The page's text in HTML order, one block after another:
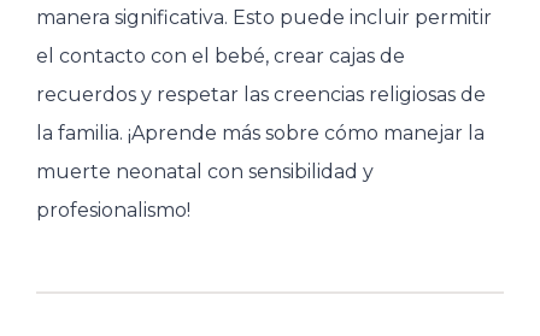
manera significativa. Esto puede incluir permitir
el contacto con el bebé, crear cajas de
recuerdos y respetar las creencias religiosas de
la familia. ¡Aprende más sobre cómo manejar la
muerte neonatal con sensibilidad y
profesionalismo!